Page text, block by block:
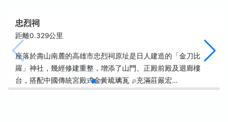
忠烈祠
距離0.329公里
座落於壽山南麓的高雄市忠烈祠原址是日人建造的「金刀比
羅」神社，幾經修建重整，增添了山門、正殿前殿及迴廊樓
台，搭配中國傳統宮殿式金黃琉璃瓦，充滿莊嚴宏…